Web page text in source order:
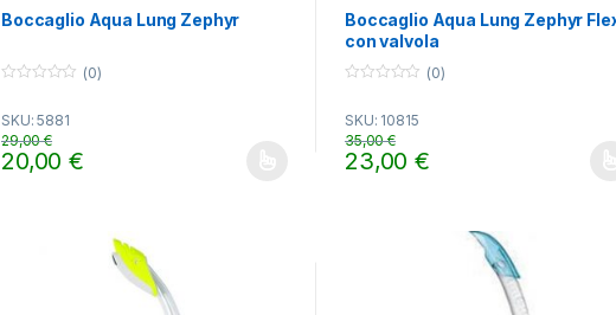
Boccaglio Aqua Lung Zephyr
u
t
o
f
(0)
SKU: 5881
20,00€
29,00€
Questo prodotto ha più varianti. Le opzioni possono essere scelte nella pagina
Boccaglio Aqua Lung Zephyr
con valvola
u
t
o
f
(0)
SKU: 10815
23,00€
35,00€
Questo prodotto ha più varianti.